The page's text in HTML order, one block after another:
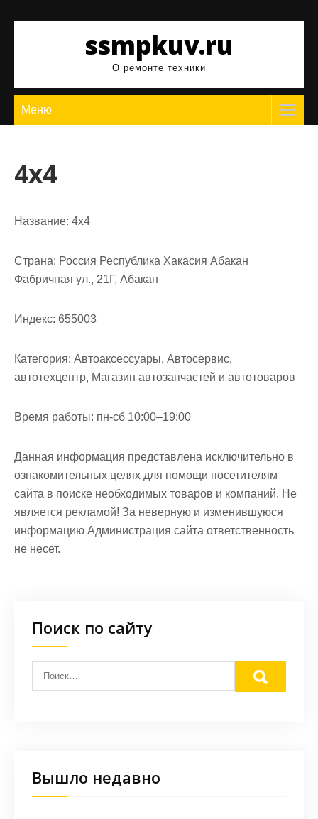
ssmpkuv.ru
О ремонте техники
Меню
4х4
Название: 4х4
Страна: Россия Республика Хакасия Абакан
Фабричная ул., 21Г, Абакан
Индекс: 655003
Категория: Автоаксессуары, Автосервис,
автотехцентр, Магазин автозапчастей и автотоваров
Время работы: пн-сб 10:00–19:00
Данная информация представлена исключительно в
ознакомительных целях для помощи посетителям
сайта в поиске необходимых товаров и компаний. Не
является рекламой! За неверную и изменившуюся
информацию Администрация сайта ответственность
не несет.
Поиск по сайту
Вышло недавно